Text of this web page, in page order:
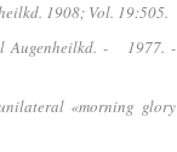
1908; Vol. 19:505.
Augenheilkd. - 1977. -
«morning glory